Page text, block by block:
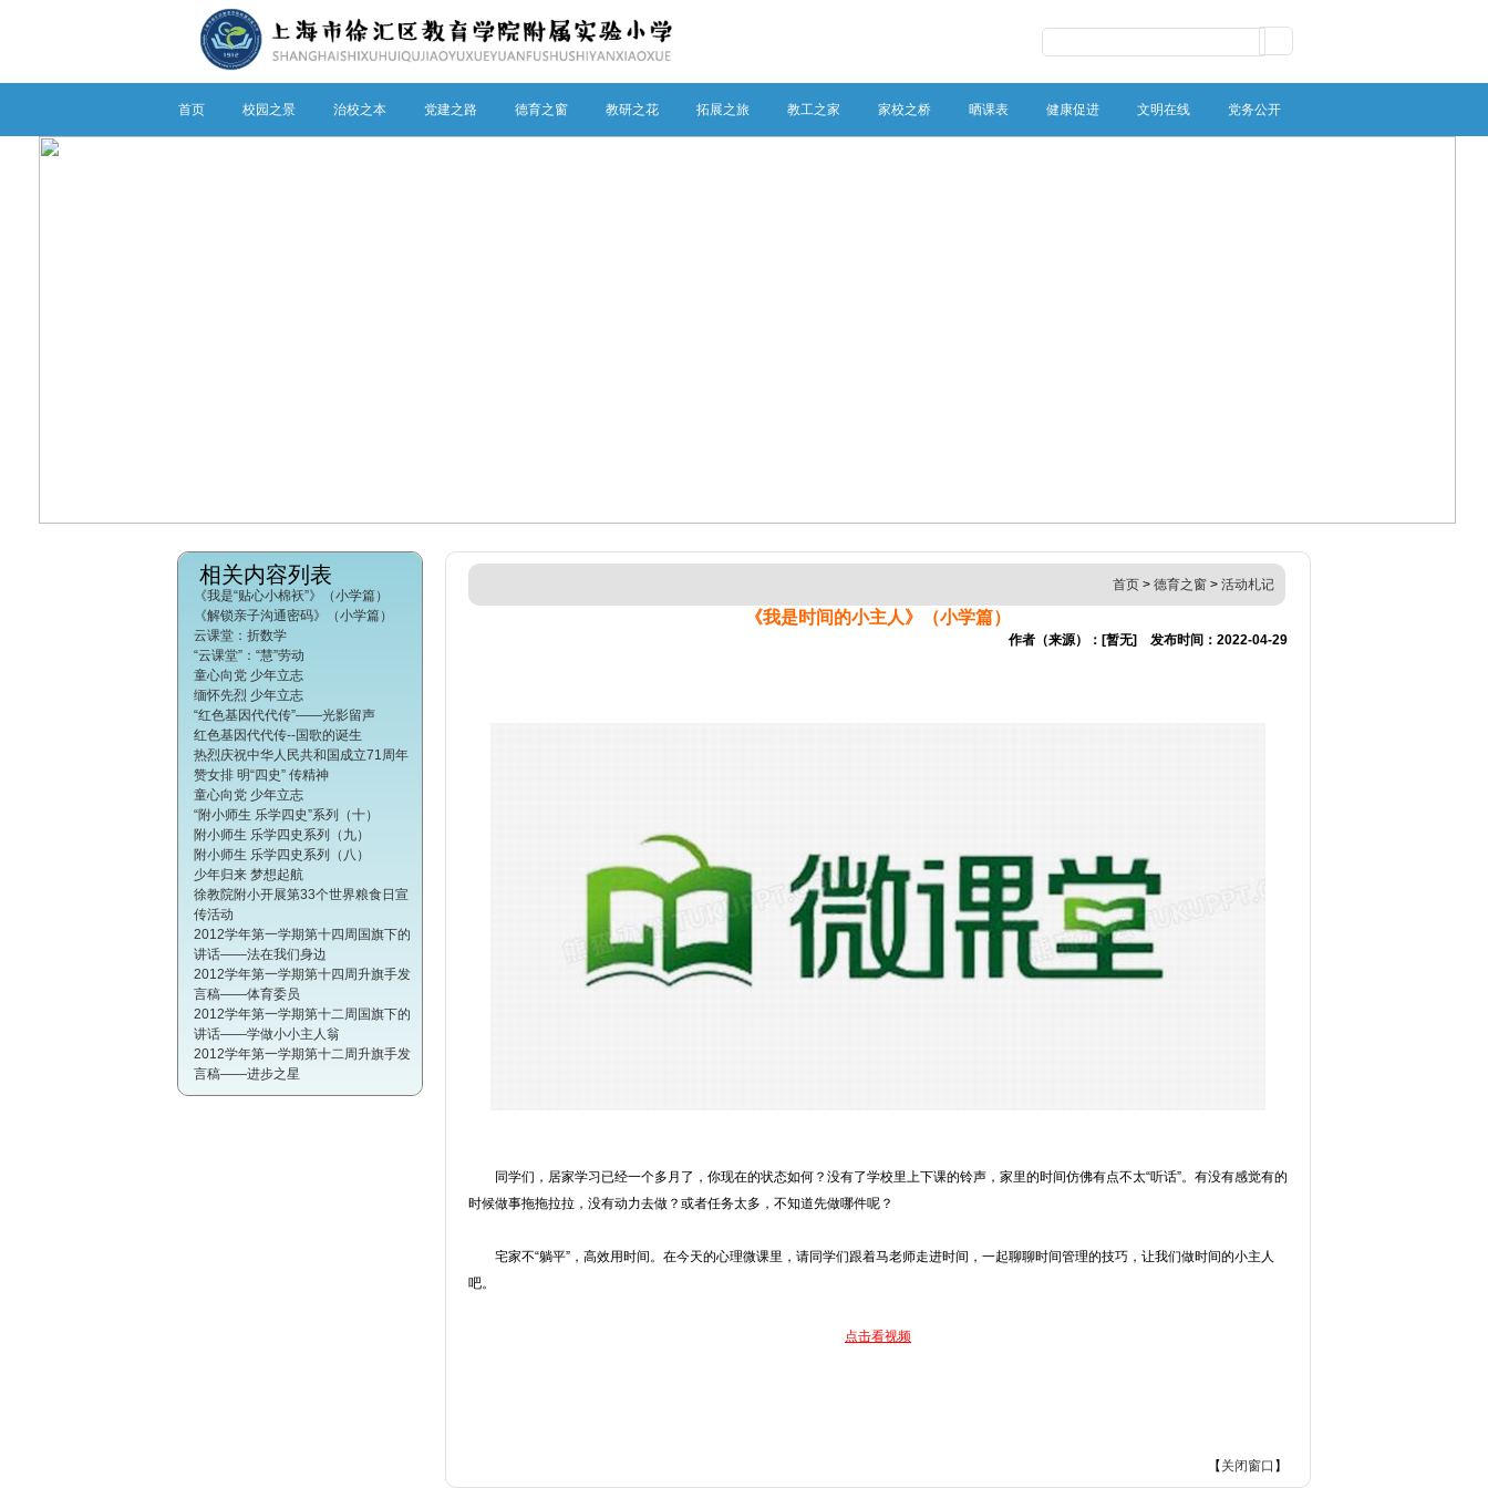
首页 校园之景 治校之本 党建之路 德育之窗 教研之花 拓展之旅 教工之家 家校之桥 晒课表 健康促进 文明在线 党务公开
相关内容列表
《我是“贴心小棉袄”》（小学篇）
《解锁亲子沟通密码》（小学篇）
云课堂：折数学
“云课堂”：“慧”劳动
童心向党 少年立志
缅怀先烈 少年立志
“红色基因代代传”——光影留声
红色基因代代传--国歌的诞生
热烈庆祝中华人民共和国成立71周年
赞女排 明“四史” 传精神
童心向党 少年立志
“附小师生 乐学四史”系列（十）
附小师生 乐学四史系列（九）
附小师生 乐学四史系列（八）
少年归来 梦想起航
徐教院附小开展第33个世界粮食日宣
传活动
2012学年第一学期第十四周国旗下的
讲话——法在我们身边
2012学年第一学期第十四周升旗手发
言稿——体育委员
2012学年第一学期第十二周国旗下的
讲话——学做小小主人翁
2012学年第一学期第十二周升旗手发
言稿——进步之星
首页> 德育之窗> 活动札记
《我是时间的小主人》（小学篇）
作者（来源）：[暂无] 发布时间：2022-04-29
同学们，居家学习已经一个多月了，你现在的状态如何？没有了学校里上下课的铃声，家里的时间仿佛有点不太“听话”。有没有感觉有的
时候做事拖拖拉拉，没有动力去做？或者任务太多，不知道先做哪件呢？
宅家不“躺平”，高效用时间。在今天的心理微课里，请同学们跟着马老师走进时间，一起聊聊时间管理的技巧，让我们做时间的小主人
吧。
点击看视频
【 关闭窗口 】